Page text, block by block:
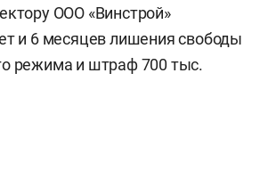
ООО «Винстрой»
и 6 месяцев лишения свободы
режима и штраф 700 тыс.